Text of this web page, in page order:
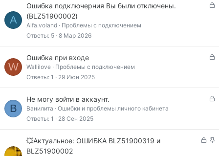
т
A
З
а
Ошибка подключерния Вы были отключены.
(BLZ51900002)
Alfa.voland
Проблемы с подключением
Ответы 5 8 Мар 2026
W
З
т
Ошибка при входе
Wallilove
Проблемы с подключением
Ответы 1 29 Июн 2025
В
З
Не могу войти в аккаунт.
Ванилита
Ошибки и проблемы личного кабинета
Ответы 1 28 Сен 2025
З
З
💥Актуальное: ОШИБКА BLZ51900319 и
BLZ51900002